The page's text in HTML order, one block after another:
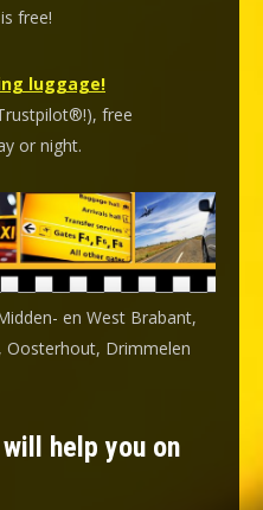
free!
luggage!
free
or night.
en West Brabant,
Oosterhout, Drimmelen
help you on